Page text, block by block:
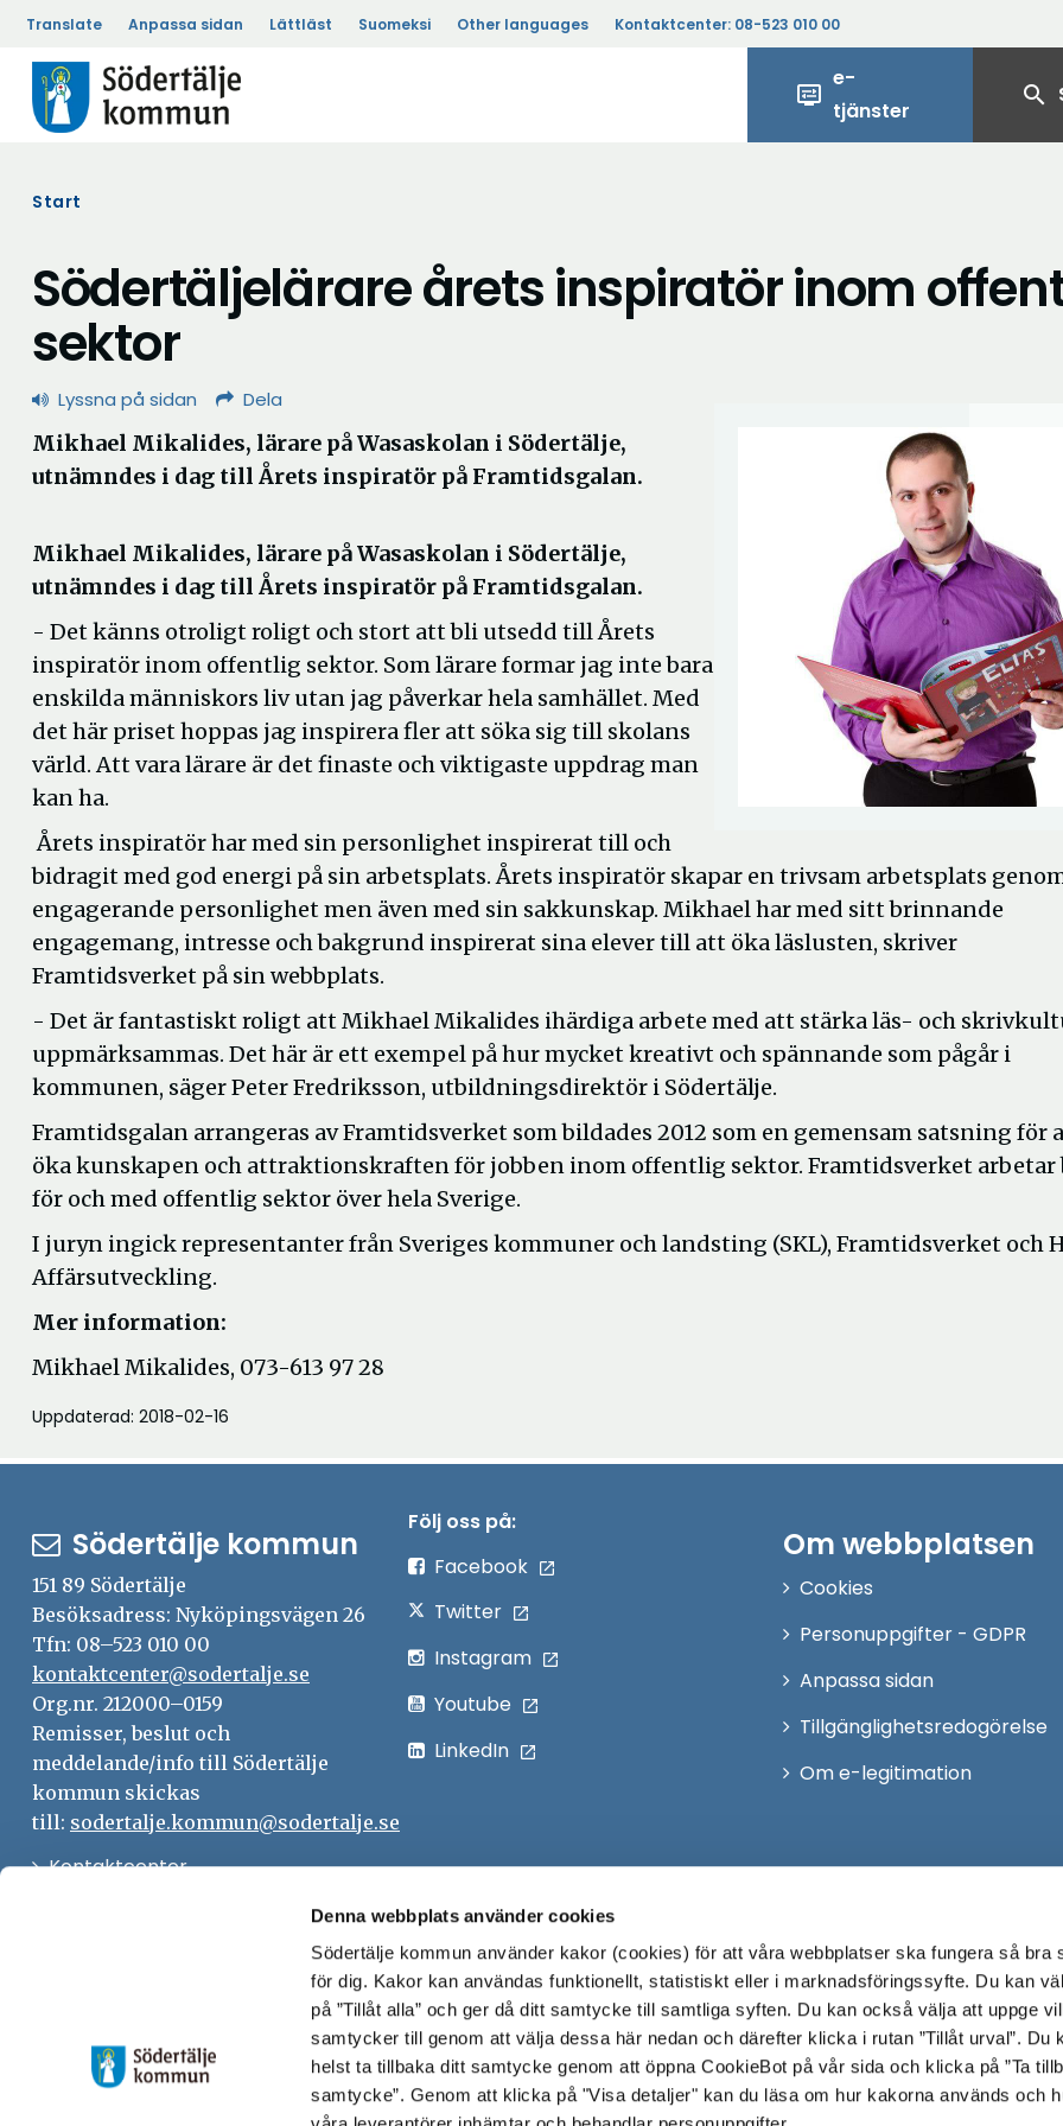
Denna webbplats använder cookies
Södertälje kommun använder kakor (cookies) för att våra webbplatser ska fungera så bra
för dig. Kakor kan användas funktionellt, statistiskt eller i marknadsföringssyfte. Du kan
på ”Tillåt alla” och ger då ditt samtycke till samtliga syften. Du kan också välja att uppge
samtycker till genom att välja dessa här nedan och därefter klicka i rutan ”Tillåt urval”. Du
helst ta tillbaka ditt samtycke genom att öppna CookieBot på vår sida och klicka på ”Ta
samtycke”. Genom att klicka på "Visa detaljer" kan du läsa om hur kakorna används och
Translate Anpassa sidan Lättläst Suomeksi Other languages Kontaktcenter: 08-523 010 00
display_settings
e-
tjänster
search
Start
Södertäljelärare årets inspiratör inom
sektor
Lyssna på sidan Dela
Mikhael Mikalides, lärare på Wasaskolan i Södertälje,
utnämndes i dag till Årets inspiratör på Framtidsgalan.
Mikhael Mikalides, lärare på Wasaskolan i Södertälje,
utnämndes i dag till Årets inspiratör på Framtidsgalan.
- Det känns otroligt roligt och stort att bli utsedd till Årets
inspiratör inom offentlig sektor. Som lärare formar jag inte bara
enskilda människors liv utan jag påverkar hela samhället. Med
det här priset hoppas jag inspirera fler att söka sig till skolans
värld. Att vara lärare är det finaste och viktigaste uppdrag man
kan ha.
Årets inspiratör har med sin personlighet inspirerat till och
bidragit med god energi på sin arbetsplats. Årets inspiratör skapar en trivsam arbetsplats
engagerande personlighet men även med sin sakkunskap. Mikhael har med sitt brinnande
engagemang, intresse och bakgrund inspirerat sina elever till att öka läslusten, skriver
Framtidsverket på sin webbplats.
- Det är fantastiskt roligt att Mikhael Mikalides ihärdiga arbete med att stärka läs- och
uppmärksammas. Det här är ett exempel på hur mycket kreativt och spännande som pågår i
kommunen, säger Peter Fredriksson, utbildningsdirektör i Södertälje.
Framtidsgalan arrangeras av Framtidsverket som bildades 2012 som en gemensam satsning för
öka kunskapen och attraktionskraften för jobben inom offentlig sektor. Framtidsverket arbetar
för och med offentlig sektor över hela Sverige.
I juryn ingick representanter från Sveriges kommuner och landsting (SKL), Framtidsverket och
Affärsutveckling.
Mer information:
Mikhael Mikalides, 073-613 97 28
Uppdaterad: 2018-02-16
Södertälje kommun
151 89 Södertälje
Besöksadress: Nyköpingsvägen 26
Tfn: 08–523 010 00
kontaktcenter@sodertalje.se
Org.nr. 212000–0159
Remisser, beslut och
meddelande/info till Södertälje
kommun skickas
till: sodertalje.kommun@sodertalje.se
KontaktcenterÖppna
fönster
Anslagstavla
Skicka faktura till Södertälje
Följ oss på:
Facebook
Twitter
Instagram
Youtube
LinkedIn
Om webbplatsen
Cookies
Personuppgifter - GDPR
Anpassa sidan
Tillgänglighetsredogörelse
Om e-legitimation